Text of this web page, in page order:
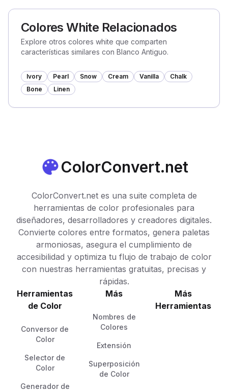
Colores White Relacionados
Explore otros colores white que comparten
características similares con Blanco Antiguo.
Ivory Pearl Snow Cream Vanilla
Chalk
Bone
Linen
ColorConvert.net
ColorConvert.net es una suite completa de
herramientas de color profesionales para
diseñadores, desarrolladores y creadores digitales.
Convierte colores entre formatos, genera paletas
armoniosas, asegura el cumplimiento de
accesibilidad y optimiza tu flujo de trabajo de color
con nuestras herramientas gratuitas, precisas y
rápidas.
Herramientas
de Color
Conversor de
Color
Selector de
Color
Generador de
Más
Nombres de
Colores
Extensión
Superposición
de Color
Más
Herramientas